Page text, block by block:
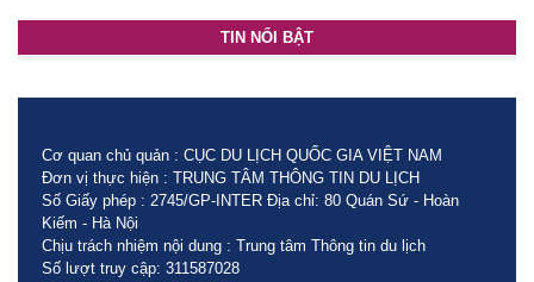
TIN NỔI BẬT
Cơ quan chủ quản : CỤC DU LỊCH QUỐC GIA VIỆT NAM
Đơn vị thực hiện : TRUNG TÂM THÔNG TIN DU LỊCH
Số Giấy phép : 2745/GP-INTER Địa chỉ: 80 Quán Sứ - Hoàn
Kiếm - Hà Nội
Chịu trách nhiệm nội dung : Trung tâm Thông tin du lịch
Số lượt truy cập: 311587028